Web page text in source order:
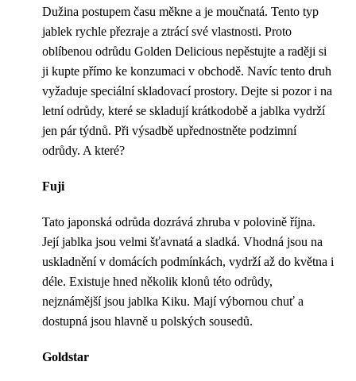
Dužina postupem času měkne a je moučnatá. Tento typ
jablek rychle přezraje a ztrácí své vlastnosti. Proto
oblíbenou odrůdu Golden Delicious nepěstujte a raději si
ji kupte přímo ke konzumaci v obchodě. Navíc tento druh
vyžaduje speciální skladovací prostory. Dejte si pozor i na
letní odrůdy, které se skladují krátkodobě a jablka vydrží
jen pár týdnů. Při výsadbě upřednostněte podzimní
odrůdy. A které?
Fuji
Tato japonská odrůda dozrává zhruba v polovině října.
Její jablka jsou velmi šťavnatá a sladká. Vhodná jsou na
uskladnění v domácích podmínkách, vydrží až do května i
déle. Existuje hned několik klonů této odrůdy,
nejznámější jsou jablka Kiku. Mají výbornou chuť a
dostupná jsou hlavně u polských sousedů.
Goldstar